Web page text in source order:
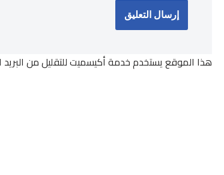
هذا الموقع يستخدم خدمة أكيسميت للتقليل من البريد